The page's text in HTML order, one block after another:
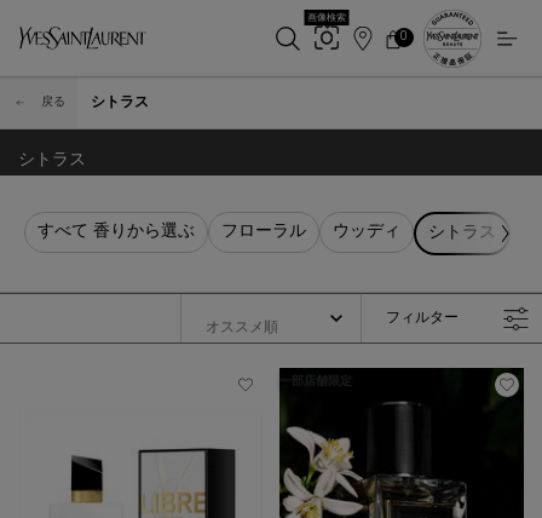
画像検索
店
カ
0
0 カート内の製品
戻る シトラス
シトラス
すべて 香りから選ぶ フローラル ウッディ シトラス
フィルター
フィルターメニュー
一部店舗限定